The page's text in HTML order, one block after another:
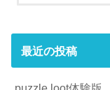
最近の投稿